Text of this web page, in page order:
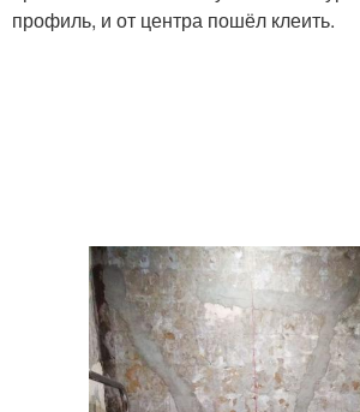
профиль, и от центра пошёл клеить.